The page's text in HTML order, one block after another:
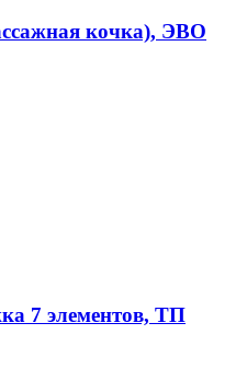
кочка), ЭВО
7 элементов, ТП